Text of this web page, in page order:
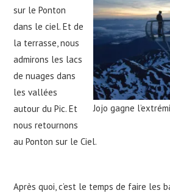
Jojo gagne
sur le Ponton
dans le ciel. Et de
la terrasse, nous
admirons les lacs
de nuages dans
les vallées
autour du Pic. Et
nous retournons
au Ponton sur le Ciel.
Après quoi, c’est le temps de faire les